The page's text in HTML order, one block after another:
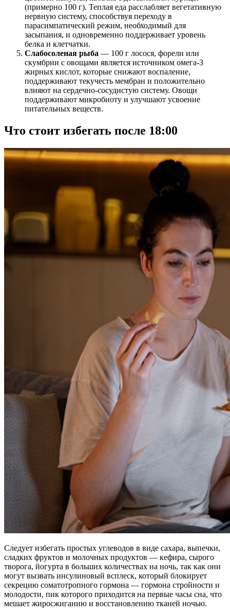
(примерно 100 г). Теплая еда расслабляет вегетативную
нервную систему, способствуя переходу в
парасимпатический режим, необходимый для
засыпания, и одновременно поддерживает уровень
белка и клетчатки.
Слабосоленая рыба — 100 г лосося, форели или
скумбрии с овощами является источником омега-3
жирных кислот, которые снижают воспаление,
поддерживают текучесть мембран и положительно
влияют на сердечно-сосудистую систему. Овощи
поддерживают микробиоту и улучшают усвоение
питательных веществ.
Что стоит избегать после 18:00
Следует избегать простых углеводов в виде сахара, выпечки,
сладких фруктов и молочных продуктов — кефира, сырого
творога, йогурта в больших количествах на ночь, так как они
могут вызвать инсулиновый всплеск, который блокирует
секрецию соматотропного гормона — гормона стройности и
молодости, пик которого приходится на первые часы сна, что
мешает жиросжиганию и восстановлению тканей ночью.